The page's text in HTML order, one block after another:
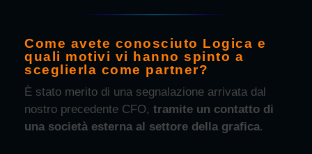
Come avete conosciuto Logica e
quali motivi vi hanno spinto a
sceglierla come partner?
È stato merito di una segnalazione arrivata dal
nostro precedente CFO, tramite un contatto di
una società esterna al settore della grafica.